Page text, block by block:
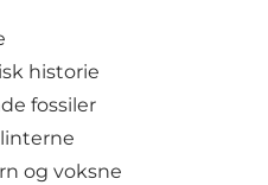
historie
fossiler
og voksne